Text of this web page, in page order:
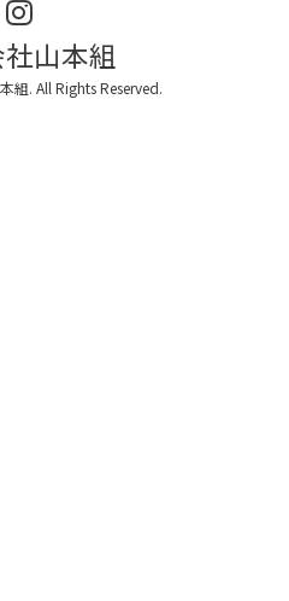
山本組
組. All Rights Reserved.